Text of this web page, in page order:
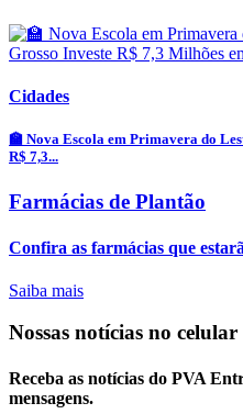
Cidades
🏫 Nova Escola em Primavera do
R$ 7,3...
Farmácias de Plantão
Confira as farmácias que
Saiba mais
Nossas notícias no celular
Receba as notícias do PVA
mensagens.